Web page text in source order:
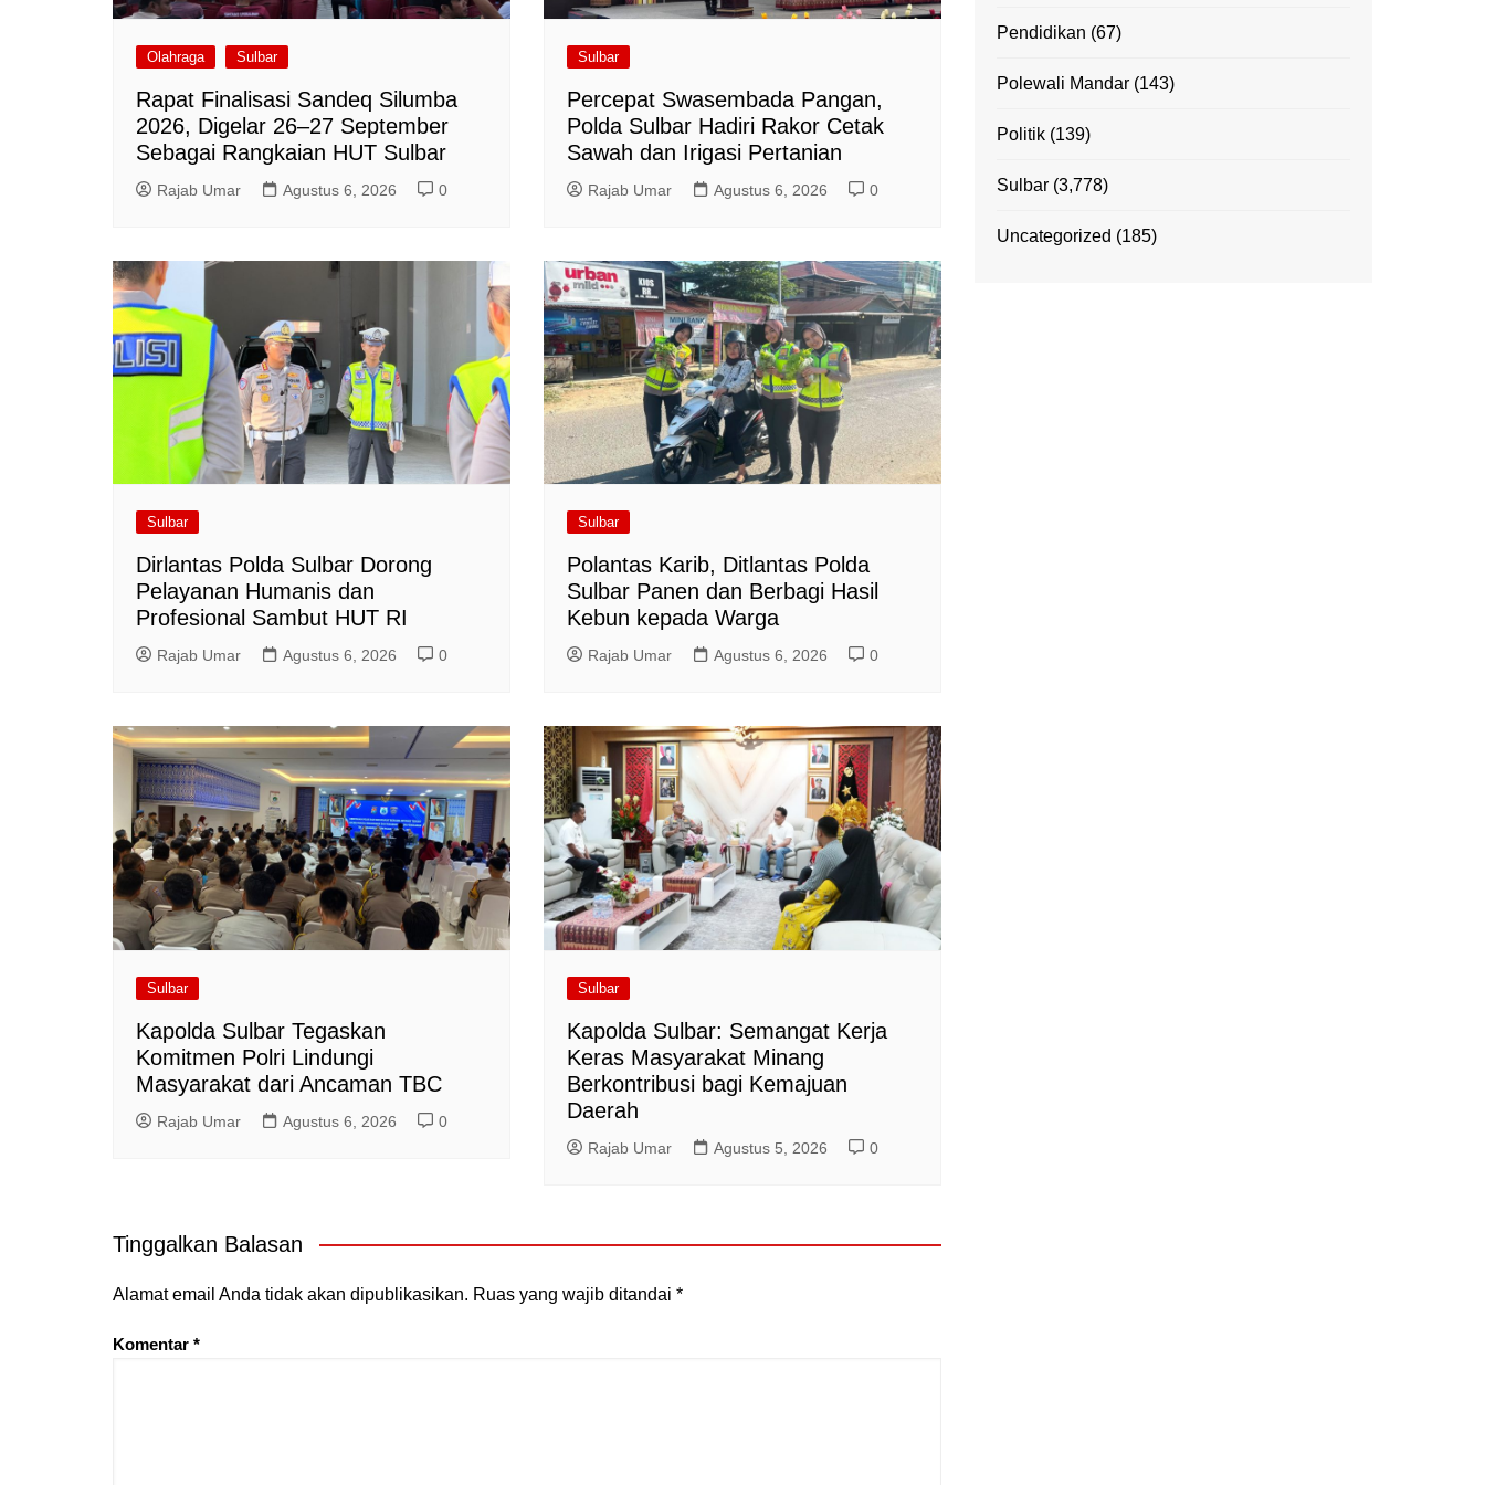
Olahraga Sulbar
Rapat Finalisasi Sandeq Silumba
2026, Digelar 26–27 September
Sebagai Rangkaian HUT Sulbar
Rajab Umar Agustus 6, 2026 0
Sulbar
Percepat Swasembada Pangan,
Polda Sulbar Hadiri Rakor Cetak
Sawah dan Irigasi Pertanian
Rajab Umar Agustus 6, 2026 0
Sulbar
Dirlantas Polda Sulbar Dorong
Pelayanan Humanis dan
Profesional Sambut HUT RI
Rajab Umar Agustus 6, 2026 0
Sulbar
Polantas Karib, Ditlantas Polda
Sulbar Panen dan Berbagi Hasil
Kebun kepada Warga
Rajab Umar Agustus 6, 2026 0
Sulbar
Kapolda Sulbar Tegaskan
Komitmen Polri Lindungi
Masyarakat dari Ancaman TBC
Rajab Umar Agustus 6, 2026 0
Sulbar
Kapolda Sulbar: Semangat Kerja
Keras Masyarakat Minang
Berkontribusi bagi Kemajuan
Daerah
Rajab Umar Agustus 5, 2026 0
Tinggalkan Balasan
Alamat email Anda tidak akan dipublikasikan. Ruas yang wajib ditandai *
Komentar *
Pendidikan (67)
Polewali Mandar (143)
Politik (139)
Sulbar (3,778)
Uncategorized (185)